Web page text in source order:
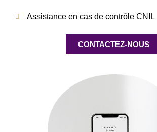
Assistance en cas de contrôle CNIL
CONTACTEZ-NOUS